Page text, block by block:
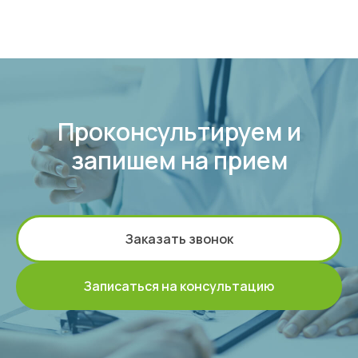
Проконсультируем и
запишем на прием
Заказать звонок
Записаться на консультацию